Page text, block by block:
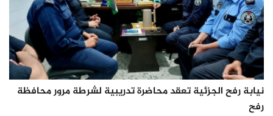
نيابة رفح الجزئية تعقد محاضرة تدريبية لشرطة مرور محافظة
رفح